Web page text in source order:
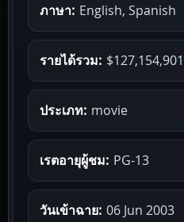
ภาษา: English, Spanish
รายได้รวม: $127,154,901
ประเภท: movie
เรตอายุผู้ชม: PG-13
วันเข้าฉาย: 06 Jun 2003